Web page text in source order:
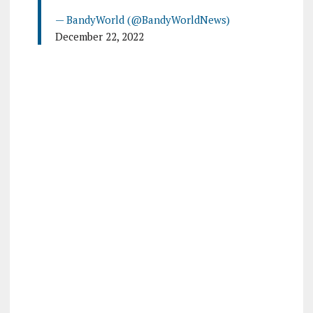
— BandyWorld (@BandyWorldNews)
December 22, 2022